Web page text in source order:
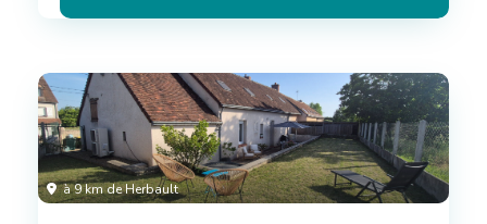
à 9 km de Herbault